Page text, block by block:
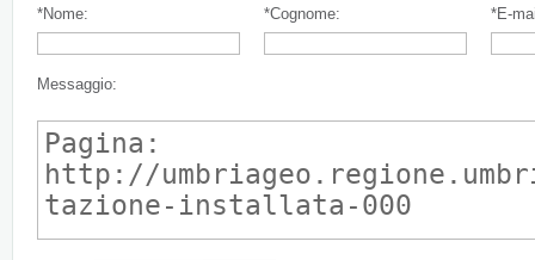
*Nome: *Cognome: *E-
Messaggio: